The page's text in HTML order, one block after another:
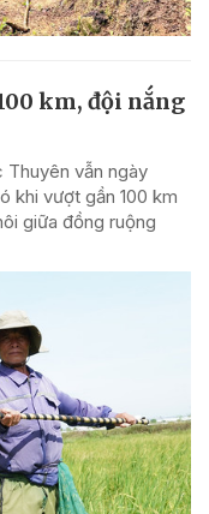
km, đội nắng
vẫn ngày
khi vượt gần 100 km
giữa đồng ruộng